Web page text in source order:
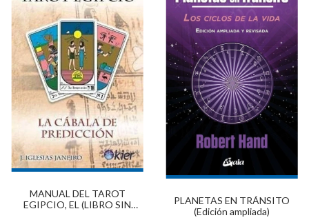
MANUAL DEL TAROT
EGIPCIO, EL (LIBRO SIN
PLANETAS EN TRÁNSITO
(Edición ampliada)